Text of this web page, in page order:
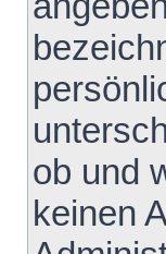
ob und
keinen